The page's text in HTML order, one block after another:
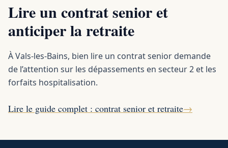
Lire un contrat senior et
anticiper la retraite
À Vals-les-Bains, bien lire un contrat senior demande
de l’attention sur les dépassements en secteur 2 et les
forfaits hospitalisation.
Lire le guide complet : contrat senior et retraite→